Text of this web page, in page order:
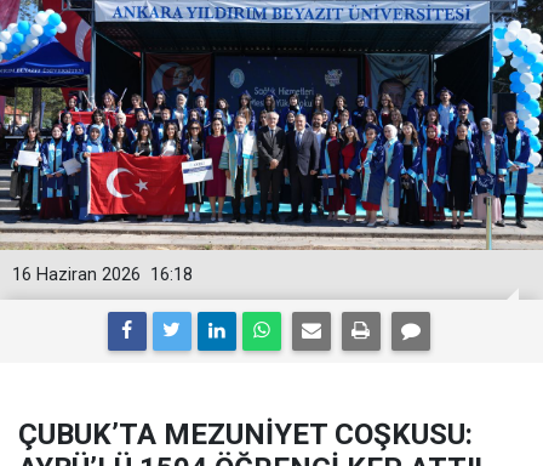
16:18
16 Haziran 2026
ÇUBUK’TA MEZUNİYET COŞKUSU: